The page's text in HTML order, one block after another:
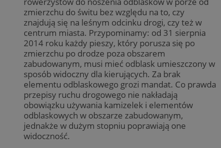
zmierzchu do świtu bez względu na to, czy
znajdują się na leśnym odcinku drogi, czy też w
centrum miasta. Przypominamy: od 31 sierpnia
2014 roku każdy pieszy, który porusza się po
zmierzchu po drodze poza obszarem
zabudowanym, musi mieć odblask umieszczony w
sposób widoczny dla kierujących. Za brak
elementu odblaskowego grozi mandat. Co prawda
przepisy ruchu drogowego nie nakładają
obowiązku używania kamizelek i elementów
odblaskowych w obszarze zabudowanym,
jednakże w dużym stopniu poprawiają one
widoczność.